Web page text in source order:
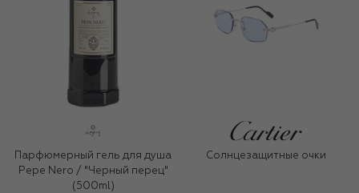
Парфюмерный гель для душа
Pepe Nero / "Черный перец"
(500ml)
Солнцезащитные очки